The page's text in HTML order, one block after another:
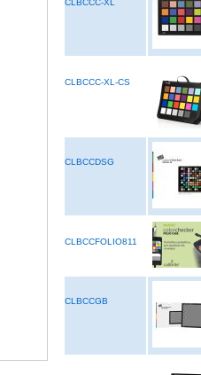
CLBCCC-XL
CLBCCC-XL-CS
CLBCCDSG
CLBCCFOLIO811
CLBCCGB